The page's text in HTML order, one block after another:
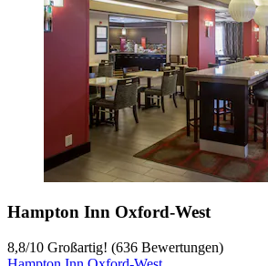
Hampton Inn Oxford-West
8,8/10 Großartig! (636 Bewertungen)